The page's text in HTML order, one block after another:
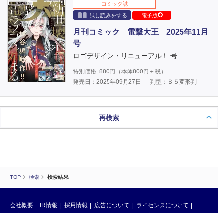
TOP 検索 検索結果
コミック誌
試し読みをする
電子版
月刊コミック 電撃大王 2025年11月
号
ロゴデザイン・リニューアル！ 号
特別価格 880円（本体800円＋税）
発売日：2025年09月27日
判型：Ｂ５変形判
再検索
会社概要 IR情報 採用情報 広告について
ライセンスについて